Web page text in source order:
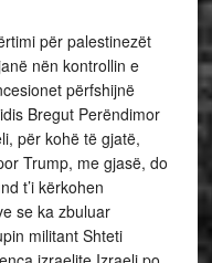
për palestinezët
nën kontrollin e
përfshijnë
Bregut Perëndimor
për kohë të gjatë,
Trump, me gjasë, do
t’i kërkohen
se ka zbuluar
militant Shteti